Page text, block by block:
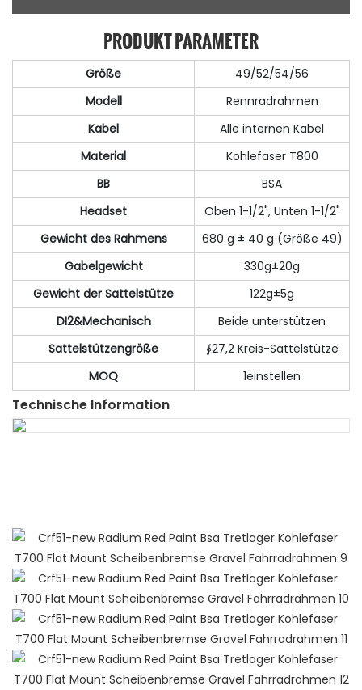
PRODUKT PARAMETER
Größe
49/52/54/56
Modell
Rennradrahmen
Kabel
Alle internen Kabel
Material
Kohlefaser T800
BB
BSA
Headset
Oben 1-1/2", Unten 1-1/2"
Gewicht des Rahmens
680 g ± 40 g (Größe 49)
Gabelgewicht
330g±20g
Gewicht der Sattelstütze
122g±5g
DI2&Mechanisch
Beide unterstützen
Sattelstützengröße
∮27,2 Kreis-Sattelstütze
MOQ
1einstellen
Technische Information